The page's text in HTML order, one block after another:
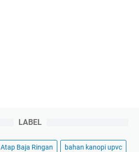
LABEL
Atap Baja Ringan bahan kanopi upvc